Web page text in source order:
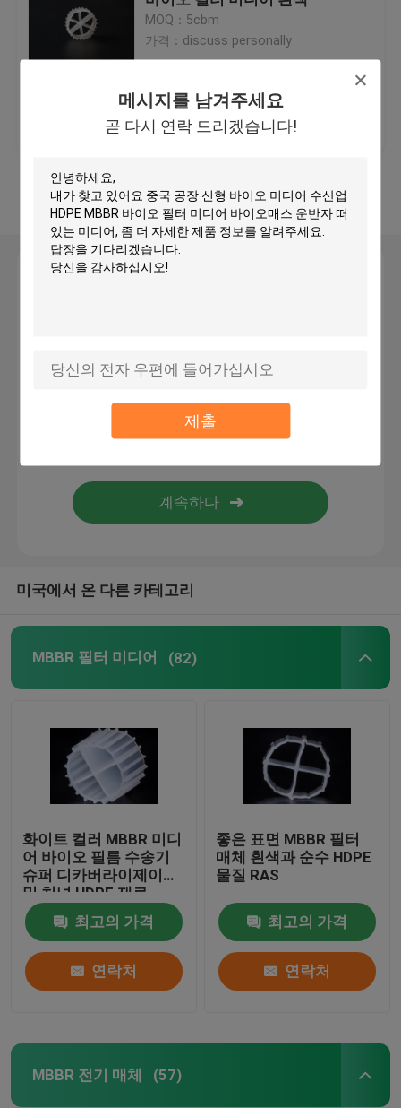
메시지를 남겨주세요
곧 다시 연락 드리겠습니다!
제출
플라스틱 필터 매체
떠 있는 필터 매체
K1 필터 매체
이동형 바이오 필름 원자로
전기 필터용 여과 매체
MBBR 운반기
바이오 블록 필터 매체
PVC 시트 파일
MOQ：5cbm
가격：discuss personally
최고의 가격 연락처
더 많은 것을 전망하십시
오
메시지를 남겨주세요
미국에서 온 다른 카테고리
MBBR 필터 미디어 (82)
화이트 컬러 MBBR 미디
어 바이오 필름 수송기
슈퍼 디카버라이제이션
및 처녀 HDPE 재료
최고의 가격
연락처
좋은 표면 MBBR 필터
매체 흰색과 순수 HDPE
물질 RAS
최고의 가격
연락처
MBBR 전기 매체 (57)